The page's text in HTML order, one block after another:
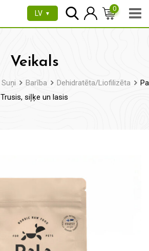
LV ▼
0
Veikals
Suņi Barība Dehidratēta/Liofilizēta
Trusis, siļķe un lasis